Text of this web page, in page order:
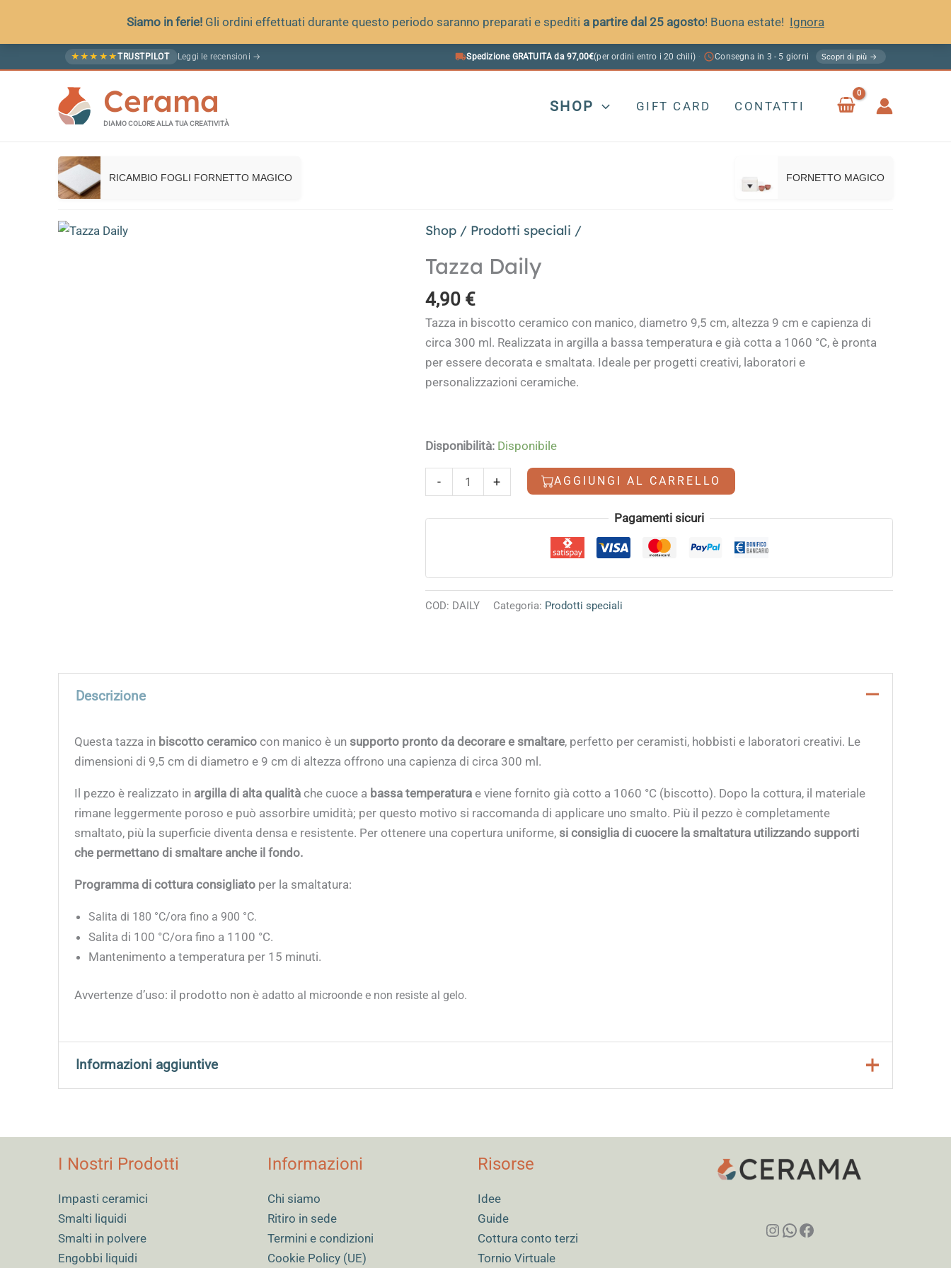
Siamo in ferie! Gli ordini effettuati durante questo periodo saranno preparati e spediti a partire dal 25 agosto! Buona estate! Ignora
al
★ ★ ★ ★ ★TRUSTPILOT Leggi le recensioni → Spedizione GRATUITA da 97,00€(per ordini entro i 20 chili) · Consegna in 3 - 5 giorni Scopri di più →
Cerama
DIAMO COLORE ALLA TUA CREATIVITÀ
SHOP GIFT CARD CONTATTI
RICAMBIO FOGLI FORNETTO MAGICO FORNETTO MAGICO
Shop / Prodotti speciali /
Tazza Daily
4,90 €
Tazza in biscotto ceramico con manico, diametro 9,5 cm, altezza 9 cm e capienza di
circa 300 ml. Realizzata in argilla a bassa temperatura e già cotta a 1060 °C, è pronta
per essere decorata e smaltata. Ideale per progetti creativi, laboratori e
personalizzazioni ceramiche.
Disponibilità: Disponibile
-
Daily
quantità
+ AGGIUNGI AL CARRELLO
Pagamenti sicuri
COD: DAILY Categoria: Prodotti speciali
Descrizione
Questa tazza in biscotto ceramico con manico è un supporto pronto da decorare e smaltare, perfetto per ceramisti, hobbisti e laboratori creativi. Le
dimensioni di 9,5 cm di diametro e 9 cm di altezza offrono una capienza di circa 300 ml.
Il pezzo è realizzato in argilla di alta qualità che cuoce a bassa temperatura e viene fornito già cotto a 1060 °C (biscotto). Dopo la cottura, il materiale
rimane leggermente poroso e può assorbire umidità; per questo motivo si raccomanda di applicare uno smalto. Più il pezzo è completamente
smaltato, più la superficie diventa densa e resistente. Per ottenere una copertura uniforme, si consiglia di cuocere la smaltatura utilizzando supporti
che permettano di smaltare anche il fondo.
Programma di cottura consigliato per la smaltatura:
Salita di 180 °C/ora fino a 900 °C.
Salita di 100 °C/ora fino a 1100 °C.
Mantenimento a temperatura per 15 minuti.
Avvertenze d’uso: il prodotto non è adatto al microonde e non resiste al gelo.
Informazioni aggiuntive
I Nostri Prodotti
Impasti ceramici
Smalti liquidi
Smalti in polvere
Engobbi liquidi
Informazioni
Chi siamo
Ritiro in sede
Termini e condizioni
Cookie Policy (UE)
Risorse
Idee
Guide
Cottura conto terzi
Tornio Virtuale
Instagram
WhatsApp
Facebook